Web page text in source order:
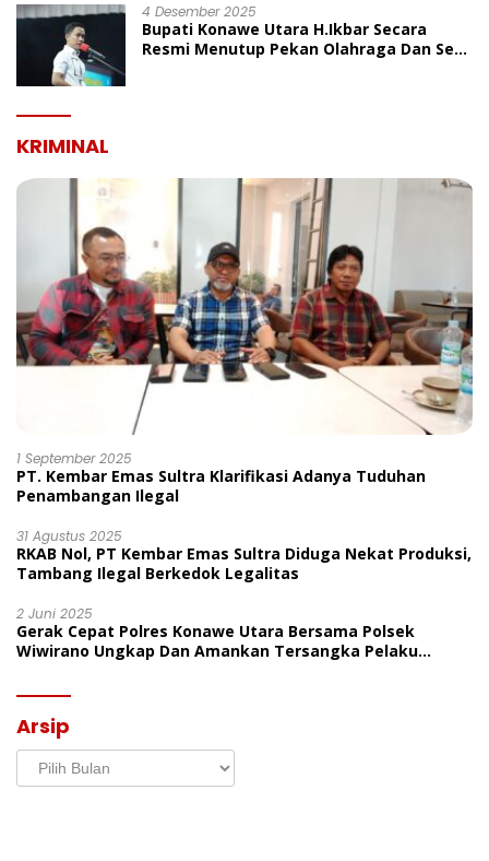
4 Desember 2025
Bupati Konawe Utara H.Ikbar Secara
Resmi Menutup Pekan Olahraga Dan Seni
KRIMINAL
1 September 2025
PT. Kembar Emas Sultra Klarifikasi Adanya Tuduhan
Penambangan Ilegal
31 Agustus 2025
RKAB Nol, PT Kembar Emas Sultra Diduga Nekat Produksi,
Tambang Ilegal Berkedok Legalitas
2 Juni 2025
Gerak Cepat Polres Konawe Utara Bersama Polsek
Wiwirano Ungkap Dan Amankan Tersangka Pelaku
Arsip
Arsip